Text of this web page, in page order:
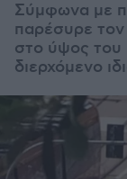
Σύμφωνα με
παρέσυρε τον
στο ύψος
διερχόμενο